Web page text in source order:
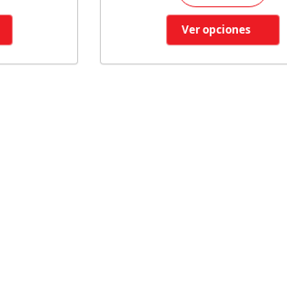
Ver opciones